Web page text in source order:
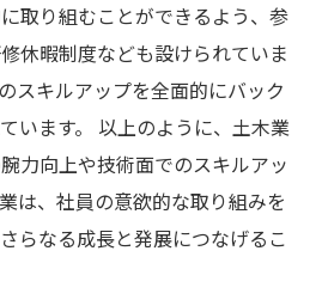
取り組むことができるよう、参
休暇制度なども設けられていま
スキルアップを全面的にバック
います。 以上のように、土木業
力向上や技術面でのスキルアッ
は、社員の意欲的な取り組みを
らなる成長と発展につなげるこ